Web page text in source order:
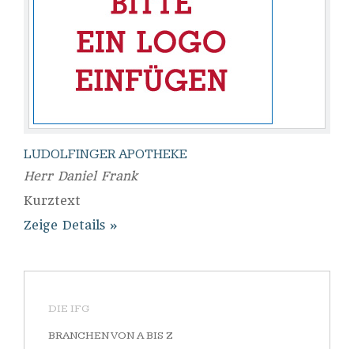
LUDOLFINGER APOTHEKE
Herr Daniel Frank
Kurztext
Zeige Details
DIE IFG
BRANCHEN VON A BIS Z